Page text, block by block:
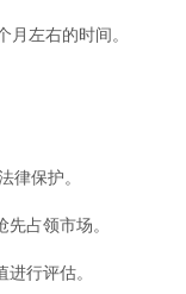
左右的时间。
保护。
占领市场。
行评估。